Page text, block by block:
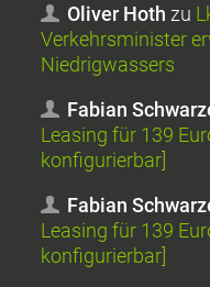
Oliver Hoth zu
Verkehrsminister
Niedrigwassers
Fabian
Leasing für 139
konfigurierbar]
Fabian
Leasing für 139
konfigurierbar]